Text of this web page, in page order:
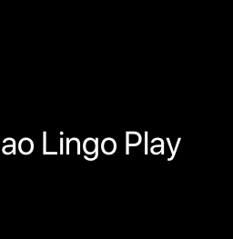
Lingo Play